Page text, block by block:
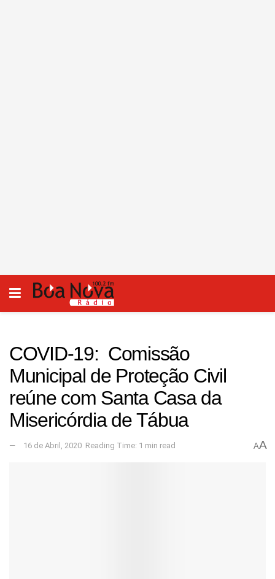
COVID-19: Comissão
Municipal de Proteção Civil
reúne com Santa Casa da
Misericórdia de Tábua
16 de Abril, 2020 Reading Time: 1 min read AA